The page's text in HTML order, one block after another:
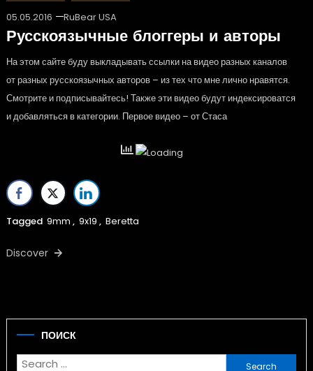
05.05.2016 RuBear USA
Русскоязычные блоггеры и авторы
На этом сайте буду выкладывать ссылки на видео разных каналов
от разных русскоязычных авторов – из тех что мне лично нравятся.
Смотрите и подписывайтесь! Также эти видео будут индексироватся
и добавляться в категории. Первое видео – от Стаса
Tagged 9mm , 9x19 , Beretta
Discover
ПОИСК
Search